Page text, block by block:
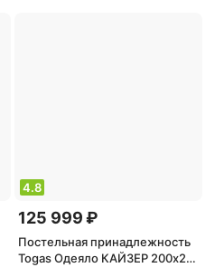
4.8
125 999 ₽
Постельная принадлежность
Togas Одеяло КАЙЗЕР 200х210